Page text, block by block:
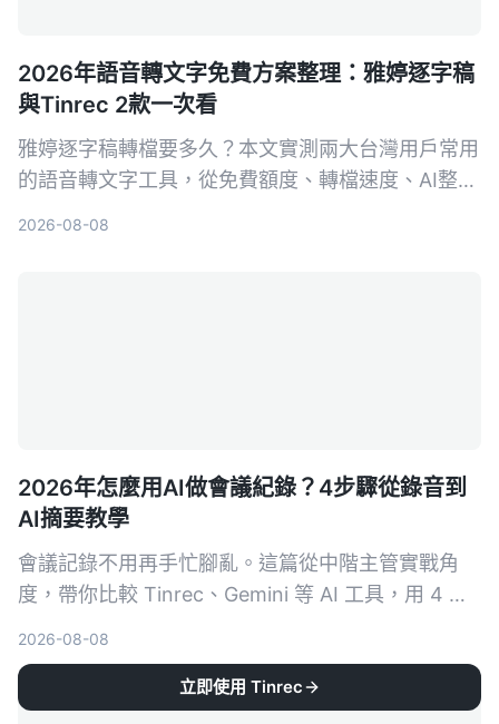
2026年語音轉文字免費方案整理：雅婷逐字稿
與Tinrec 2款一次看
雅婷逐字稿轉檔要多久？本文實測兩大台灣用戶常用
的語音轉文字工具，從免費額度、轉檔速度、AI整理
2026-08-08
2026年怎麼用AI做會議紀錄？4步驟從錄音到
AI摘要教學
會議記錄不用再手忙腳亂。這篇從中階主管實戰角
度，帶你比較 Tinrec、Gemini 等 AI 工具，用 4 步
2026-08-08
立即使用 Tinrec